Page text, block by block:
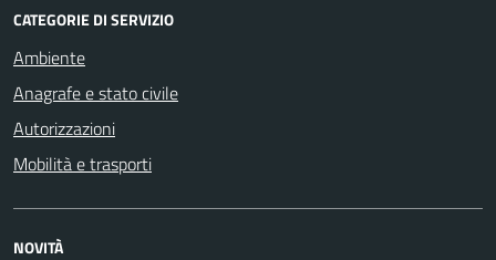
CATEGORIE DI SERVIZIO
Ambiente
Anagrafe e stato civile
Autorizzazioni
Mobilità e trasporti
NOVITÀ